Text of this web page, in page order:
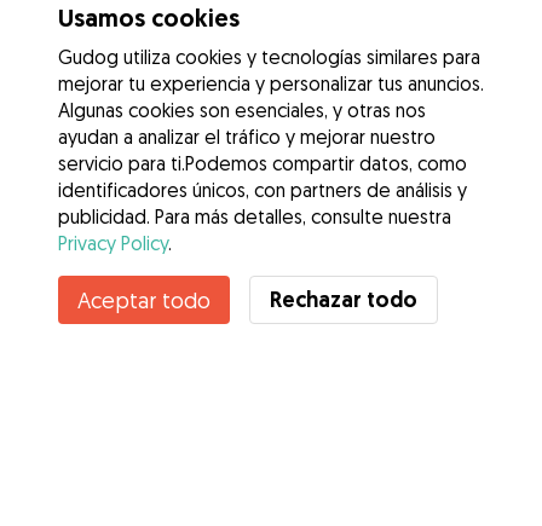
Usamos cookies
Gudog utiliza cookies y tecnologías similares para
mejorar tu experiencia y personalizar tus anuncios.
Algunas cookies son esenciales, y otras nos
ayudan a analizar el tráfico y mejorar nuestro
servicio para ti.Podemos compartir datos, como
identificadores únicos, con partners de análisis y
publicidad. Para más detalles, consulte nuestra
Privacy Policy.
Aceptar todo Rechazar todo